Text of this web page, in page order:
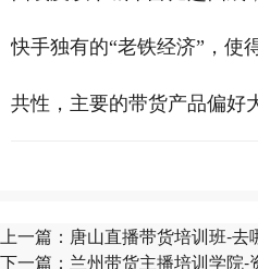
快手独有的“老铁经济”，使
共性，主要的带货产品偏好
上一篇： 唐山直播带货培训班-去
下一篇： 兰州带货主播培训学院-